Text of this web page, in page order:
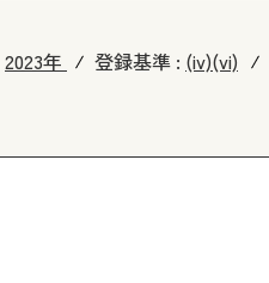
2023年 登録基準 : (iv)(vi)